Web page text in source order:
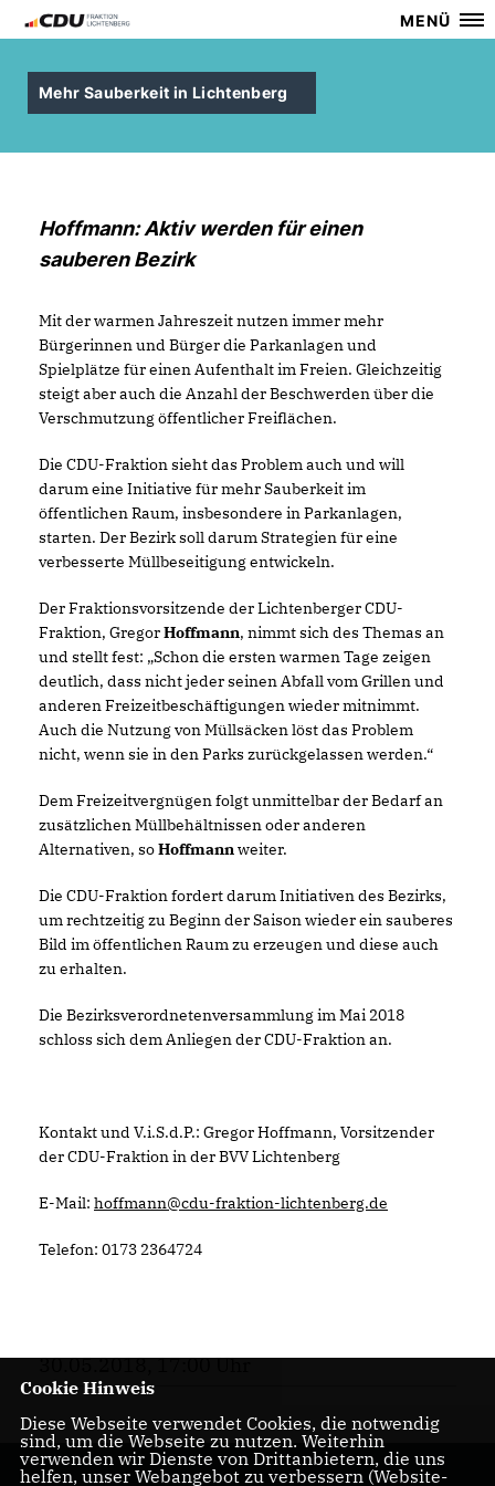
MENÜ
Mehr Sauberkeit in Lichtenberg
Hoffmann: Aktiv werden für einen
sauberen Bezirk
Mit der warmen Jahreszeit nutzen immer mehr
Bürgerinnen und Bürger die Parkanlagen und
Spielplätze für einen Aufenthalt im Freien. Gleichzeitig
steigt aber auch die Anzahl der Beschwerden über die
Verschmutzung öffentlicher Freiflächen.
Die CDU-Fraktion sieht das Problem auch und will
darum eine Initiative für mehr Sauberkeit im
öffentlichen Raum, insbesondere in Parkanlagen,
starten. Der Bezirk soll darum Strategien für eine
verbesserte Müllbeseitigung entwickeln.
Der Fraktionsvorsitzende der Lichtenberger CDU-
Fraktion, GregorHoffmann, nimmt sich des Themas an
und stellt fest: „Schon die ersten warmen Tage zeigen
deutlich, dass nicht jeder seinen Abfall vom Grillen und
anderen Freizeitbeschäftigungen wieder mitnimmt.
Auch die Nutzung von Müllsäcken löst das Problem
nicht, wenn sie in den Parks zurückgelassen werden.“
Dem Freizeitvergnügen folgt unmittelbar der Bedarf an
zusätzlichen Müllbehältnissen oder anderen
Alternativen, soHoffmannweiter.
Die CDU-Fraktion fordert darum Initiativen des Bezirks,
um rechtzeitig zu Beginn der Saison wieder ein sauberes
Bild im öffentlichen Raum zu erzeugen und diese auch
zu erhalten.
Die Bezirksverordnetenversammlung im Mai 2018
schloss sich dem Anliegen der CDU-Fraktion an.
Kontakt und V.i.S.d.P.: Gregor Hoffmann, Vorsitzender
der CDU-Fraktion in der BVV Lichtenberg
E-Mail: hoffmann@cdu-fraktion-lichtenberg.de
Telefon: 0173 2364724
30.05.2018, 17:00 Uhr
Cookie Hinweis
Diese Webseite verwendet Cookies, die notwendig
sind, um die Webseite zu nutzen. Weiterhin
verwenden wir Dienste von Drittanbietern, die uns
helfen, unser Webangebot zu verbessern (Website-